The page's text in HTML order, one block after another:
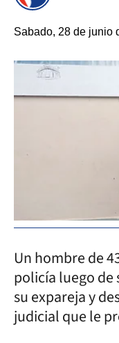
Sabado, 28 de junio
Un hombre de
policía luego de
su expareja y
judicial que le